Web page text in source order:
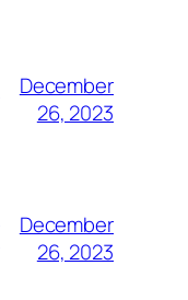
December
26, 2023
December
26, 2023